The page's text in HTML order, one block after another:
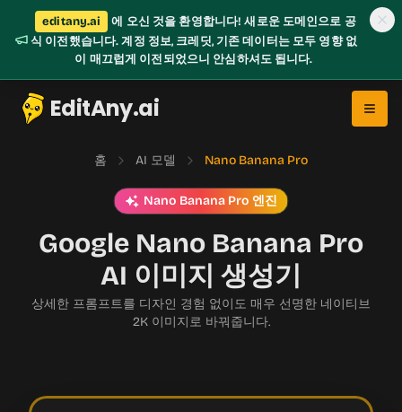
editany.ai
에 오신 것을 환영합니다! 새로운 도메인으로 공
식 이전했습니다. 계정 정보, 크레딧, 기존 데이터는 모두 영향 없
이 매끄럽게 이전되었으니 안심하셔도 됩니다.
EditAny.ai
홈 AI 모델 Nano Banana Pro
Google Nano Banana Pro
AI 이미지 생성기
Nano Banana Pro 엔진
상세한 프롬프트를 디자인 경험 없이도 매우 선명한 네이티브
2K 이미지로 바꿔줍니다.